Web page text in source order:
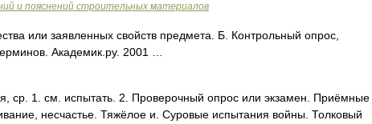
и пояснений строительных материалов
или заявленных свойств предмета. Б. Контрольный опрос,
Академик.ру. 2001 …
1. см. испытать. 2. Проверочный опрос или экзамен. Приёмные
несчастье. Тяжёлое и. Суровые испытания войны. Толковый